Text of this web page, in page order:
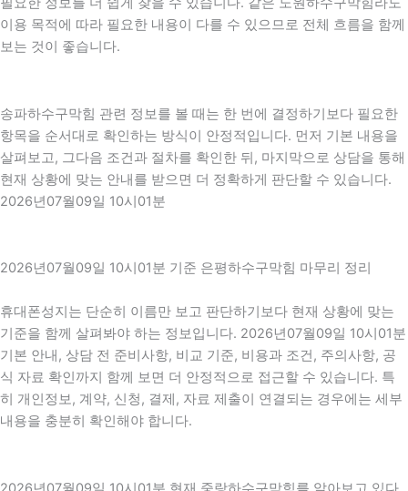
이용 목적에 따라 필요한 내용이 다를 수 있으므로 전체 흐름을 함께
보는 것이 좋습니다.
송파하수구막힘 관련 정보를 볼 때는 한 번에 결정하기보다 필요한
항목을 순서대로 확인하는 방식이 안정적입니다. 먼저 기본 내용을
살펴보고, 그다음 조건과 절차를 확인한 뒤, 마지막으로 상담을 통해
현재 상황에 맞는 안내를 받으면 더 정확하게 판단할 수 있습니다.
2026년07월09일 10시01분
2026년07월09일 10시01분 기준 은평하수구막힘 마무리 정리
휴대폰성지는 단순히 이름만 보고 판단하기보다 현재 상황에 맞는
기준을 함께 살펴봐야 하는 정보입니다. 2026년07월09일 10시01분
기본 안내, 상담 전 준비사항, 비교 기준, 비용과 조건, 주의사항, 공
식 자료 확인까지 함께 보면 더 안정적으로 접근할 수 있습니다. 특
히 개인정보, 계약, 신청, 결제, 자료 제출이 연결되는 경우에는 세부
내용을 충분히 확인해야 합니다.